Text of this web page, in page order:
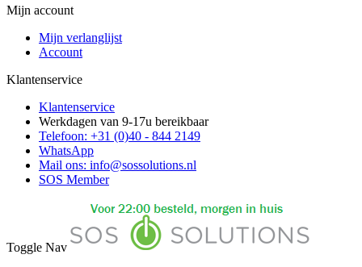
Mijn account
Mijn verlanglijst
Account
Klantenservice
Klantenservice
Werkdagen van 9-17u bereikbaar
Telefoon: +31 (0)40 - 844 2149
WhatsApp
Mail ons: info@sossolutions.nl
SOS Member
Toggle Nav